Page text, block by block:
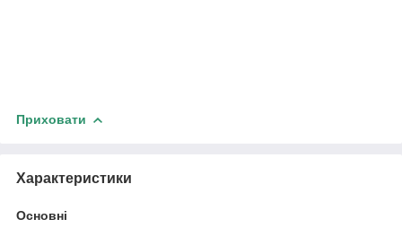
Приховати
Характеристики
Основні